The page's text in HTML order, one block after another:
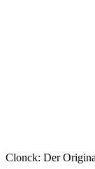
Clonck: Der